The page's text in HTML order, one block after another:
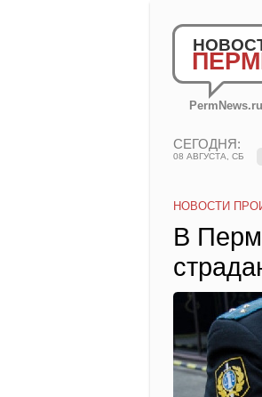
PermNews.ru
СЕГОДНЯ:
08 АВГУСТА, СБ
НОВОСТИ
В